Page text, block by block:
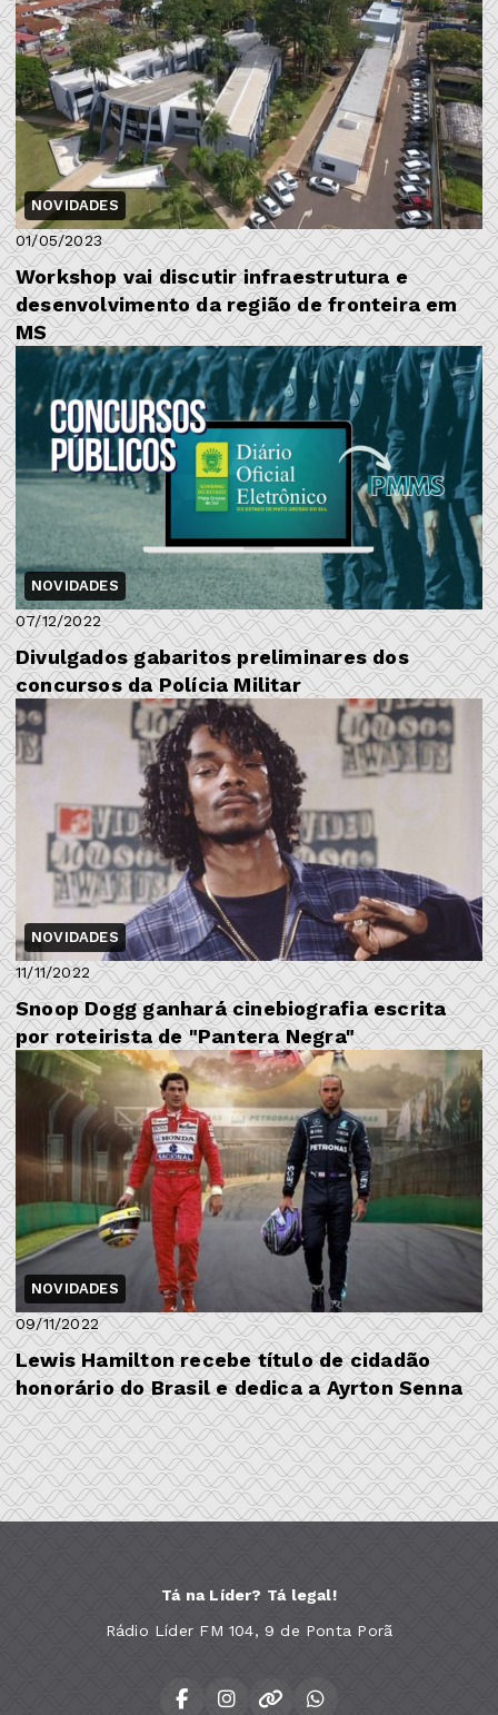
NOVIDADES
01/05/2023
Workshop vai discutir infraestrutura e
desenvolvimento da região de fronteira em
MS
NOVIDADES
07/12/2022
Divulgados gabaritos preliminares dos
concursos da Polícia Militar
NOVIDADES
11/11/2022
Snoop Dogg ganhará cinebiografia escrita
por roteirista de "Pantera Negra"
NOVIDADES
09/11/2022
Lewis Hamilton recebe título de cidadão
honorário do Brasil e dedica a Ayrton Senna
Tá na Líder? Tá legal!
Rádio Líder FM 104, 9 de Ponta Porã